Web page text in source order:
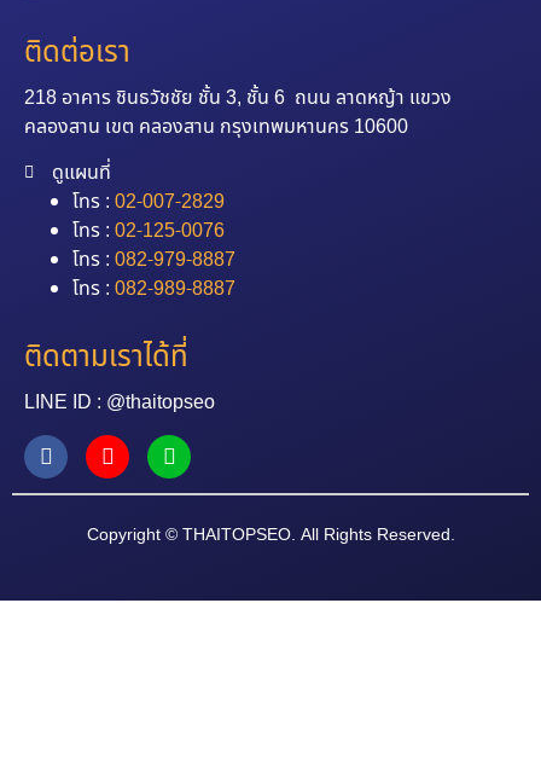
ติดต่อเรา
218 อาคาร ชินธวัชชัย ชั้น 3, ชั้น 6 ถนน ลาดหญ้า แขวง
คลองสาน เขต คลองสาน กรุงเทพมหานคร 10600
ดูแผนที่
โทร : 02-007-2829
โทร : 02-125-0076
โทร : 082-979-8887
โทร : 082-989-8887
ติดตามเราได้ที่
LINE ID : @thaitopseo
Copyright © THAITOPSEO. All Rights Reserved.